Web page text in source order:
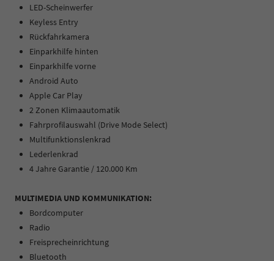
LED-Scheinwerfer
Keyless Entry
Rückfahrkamera
Einparkhilfe hinten
Einparkhilfe vorne
Android Auto
Apple Car Play
2 Zonen Klimaautomatik
Fahrprofilauswahl (Drive Mode Select)
Multifunktionslenkrad
Lederlenkrad
4 Jahre Garantie / 120.000 Km
MULTIMEDIA UND KOMMUNIKATION:
Bordcomputer
Radio
Freisprecheinrichtung
Bluetooth